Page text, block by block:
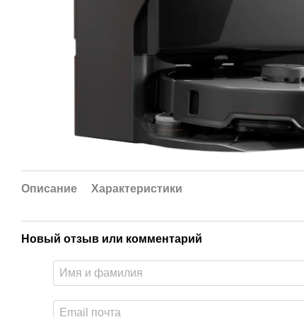
Описание Характеристики
Новый отзыв или комментарий